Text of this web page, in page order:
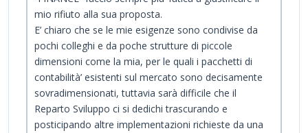
mio rifiuto alla sua proposta.
E’ chiaro che se le mie esigenze sono condivise da
pochi colleghi e da poche strutture di piccole
dimensioni come la mia, per le quali i pacchetti di
contabilità’ esistenti sul mercato sono decisamente
sovradimensionati, tuttavia sarà difficile che il
Reparto Sviluppo ci si dedichi trascurando e
posticipando altre implementazioni richieste da una